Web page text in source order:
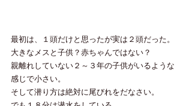
最初は、１頭だけと思ったが実は２頭だった。
大きなメスと子供？赤ちゃんではない？
親離れしていない２～３年の子供がいるような
感じで小さい。
そして潜り方は絶対に尾びれをだなさい。